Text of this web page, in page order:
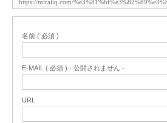
名前 ( 必須 )
E-MAIL ( 必須 ) - 公開されません -
URL